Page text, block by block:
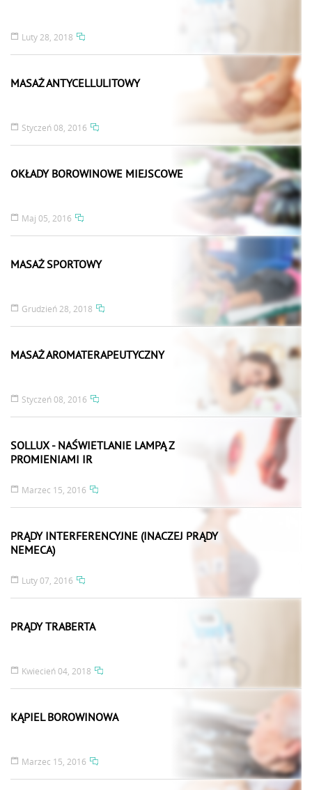
Luty 28, 2018
MASAŻ ANTYCELLULITOWY
Styczeń 08, 2016
OKŁADY BOROWINOWE MIEJSCOWE
Maj 05, 2016
MASAŻ SPORTOWY
Grudzień 28, 2018
MASAŻ AROMATERAPEUTYCZNY
Styczeń 08, 2016
SOLLUX - NAŚWIETLANIE LAMPĄ Z
PROMIENIAMI IR
Marzec 15, 2016
PRĄDY INTERFERENCYJNE (INACZEJ PRĄDY
NEMECA)
Luty 07, 2016
PRĄDY TRABERTA
Kwiecień 04, 2018
KĄPIEL BOROWINOWA
Marzec 15, 2016